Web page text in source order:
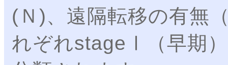
(Ｎ)、遠隔転移の有無
れぞれstageⅠ（早期